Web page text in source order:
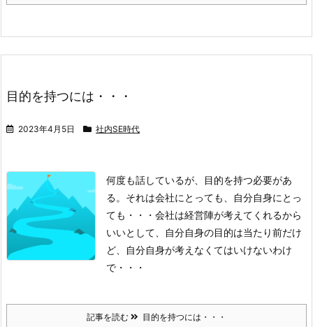
目的を持つには・・・
2023年4月5日 社内SE時代
何度も話しているが、目的を持つ必要があ
る。 それは会社にとっても、自分自身にとっ
ても・・・ 会社は経営陣が考えてくれるから
いいとして、自分自身の目的は当たり前だけ
ど、自分自身が考えなくてはいけないわけ
で・・・
記事を読む 目的を持つには・・・